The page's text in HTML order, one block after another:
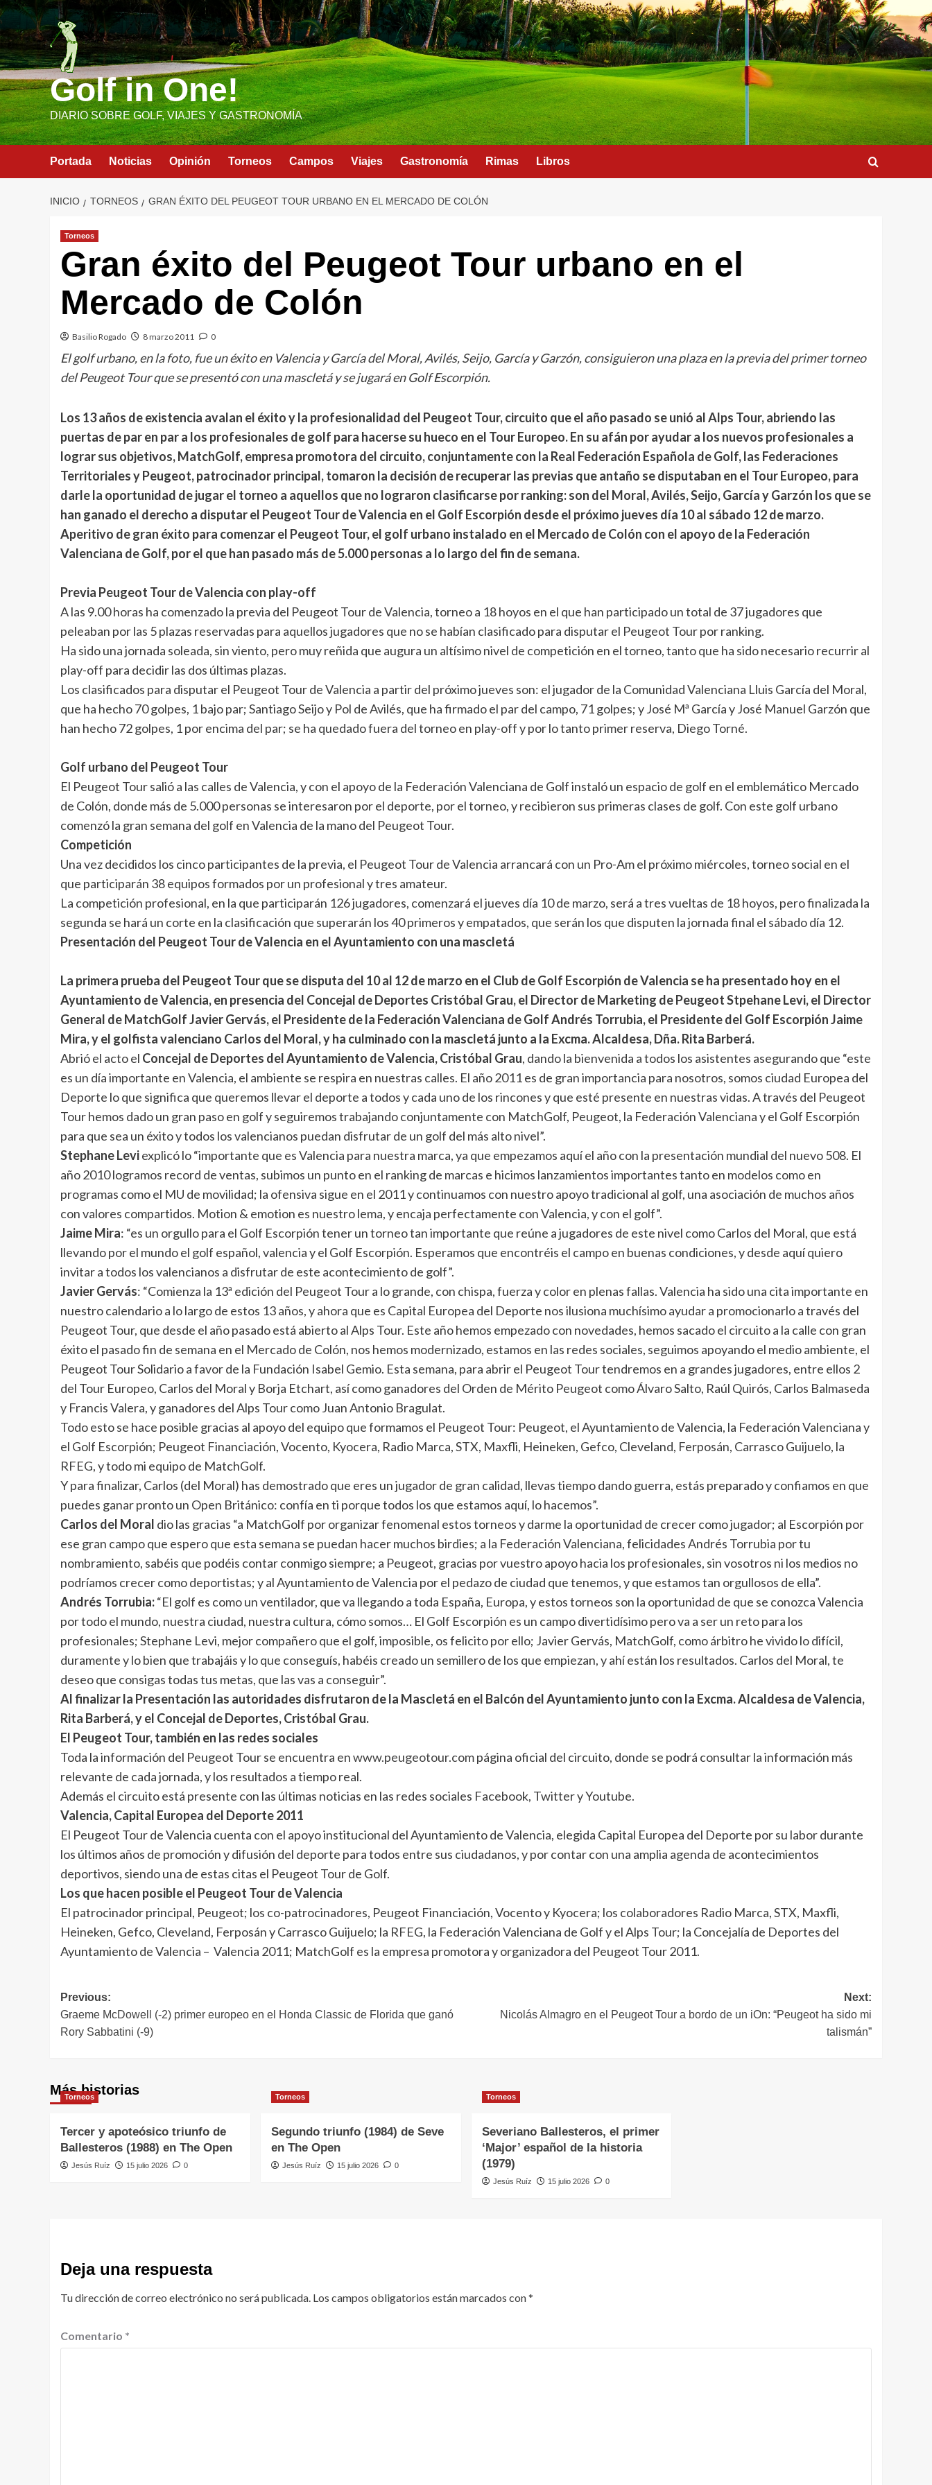
Saltar
al
contenido
Golf in One!
DIARIO SOBRE GOLF, VIAJES Y GASTRONOMÍA
Portada Noticias Opinión Torneos Campos Viajes Gastronomía Rimas Libros
INICIO TORNEOS GRAN ÉXITO DEL PEUGEOT TOUR URBANO EN EL MERCADO DE COLÓN
Torneos
Gran éxito del Peugeot Tour urbano en el
Mercado de Colón
Basilio Rogado 8 marzo 2011 0
El golf urbano, en la foto, fue un éxito en Valencia y García del Moral, Avilés, Seijo, García y Garzón, consiguieron una plaza en la previa del primer torneo
del Peugeot Tour que se presentó con una mascletá y se jugará en Golf Escorpión.
Los 13 años de existencia avalan el éxito y la profesionalidad del Peugeot Tour, circuito que el año pasado se unió al Alps Tour, abriendo las
puertas de par en par a los profesionales de golf para hacerse su hueco en el Tour Europeo. En su afán por ayudar a los nuevos profesionales a
lograr sus objetivos, MatchGolf, empresa promotora del circuito, conjuntamente con la Real Federación Española de Golf, las Federaciones
Territoriales y Peugeot, patrocinador principal, tomaron la decisión de recuperar las previas que antaño se disputaban en el Tour Europeo, para
darle la oportunidad de jugar el torneo a aquellos que no lograron clasificarse por ranking: son del Moral, Avilés, Seijo, García y Garzón los que se
han ganado el derecho a disputar el Peugeot Tour de Valencia en el Golf Escorpión desde el próximo jueves día 10 al sábado 12 de marzo.
Aperitivo de gran éxito para comenzar el Peugeot Tour, el golf urbano instalado en el Mercado de Colón con el apoyo de la Federación
Valenciana de Golf, por el que han pasado más de 5.000 personas a lo largo del fin de semana.
Previa Peugeot Tour de Valencia con play-off
A las 9.00 horas ha comenzado la previa del Peugeot Tour de Valencia, torneo a 18 hoyos en el que han participado un total de 37 jugadores que
peleaban por las 5 plazas reservadas para aquellos jugadores que no se habían clasificado para disputar el Peugeot Tour por ranking.
Ha sido una jornada soleada, sin viento, pero muy reñida que augura un altísimo nivel de competición en el torneo, tanto que ha sido necesario recurrir al
play-off para decidir las dos últimas plazas.
Los clasificados para disputar el Peugeot Tour de Valencia a partir del próximo jueves son: el jugador de la Comunidad Valenciana Lluis García del Moral,
que ha hecho 70 golpes, 1 bajo par; Santiago Seijo y Pol de Avilés, que ha firmado el par del campo, 71 golpes; y José Mª García y José Manuel Garzón que
han hecho 72 golpes, 1 por encima del par; se ha quedado fuera del torneo en play-off y por lo tanto primer reserva, Diego Torné.
Golf urbano del Peugeot Tour
El Peugeot Tour salió a las calles de Valencia, y con el apoyo de la Federación Valenciana de Golf instaló un espacio de golf en el emblemático Mercado
de Colón, donde más de 5.000 personas se interesaron por el deporte, por el torneo, y recibieron sus primeras clases de golf. Con este golf urbano
comenzó la gran semana del golf en Valencia de la mano del Peugeot Tour.
Competición
Una vez decididos los cinco participantes de la previa, el Peugeot Tour de Valencia arrancará con un Pro-Am el próximo miércoles, torneo social en el
que participarán 38 equipos formados por un profesional y tres amateur.
La competición profesional, en la que participarán 126 jugadores, comenzará el jueves día 10 de marzo, será a tres vueltas de 18 hoyos, pero finalizada la
segunda se hará un corte en la clasificación que superarán los 40 primeros y empatados, que serán los que disputen la jornada final el sábado día 12.
Presentación del Peugeot Tour de Valencia en el Ayuntamiento con una mascletá
La primera prueba del Peugeot Tour que se disputa del 10 al 12 de marzo en el Club de Golf Escorpión de Valencia se ha presentado hoy en el
Ayuntamiento de Valencia, en presencia del Concejal de Deportes Cristóbal Grau, el Director de Marketing de Peugeot Stpehane Levi, el Director
General de MatchGolf Javier Gervás, el Presidente de la Federación Valenciana de Golf Andrés Torrubia, el Presidente del Golf Escorpión Jaime
Mira, y el golfista valenciano Carlos del Moral, y ha culminado con la mascletá junto a la Excma. Alcaldesa, Dña. Rita Barberá.
Abrió el acto el Concejal de Deportes del Ayuntamiento de Valencia, Cristóbal Grau, dando la bienvenida a todos los asistentes asegurando que “este
es un día importante en Valencia, el ambiente se respira en nuestras calles. El año 2011 es de gran importancia para nosotros, somos ciudad Europea del
Deporte lo que significa que queremos llevar el deporte a todos y cada uno de los rincones y que esté presente en nuestras vidas. A través del Peugeot
Tour hemos dado un gran paso en golf y seguiremos trabajando conjuntamente con MatchGolf, Peugeot, la Federación Valenciana y el Golf Escorpión
para que sea un éxito y todos los valencianos puedan disfrutar de un golf del más alto nivel”.
Stephane Leviexplicó lo “importante que es Valencia para nuestra marca, ya que empezamos aquí el año con la presentación mundial del nuevo 508. El
año 2010 logramos record de ventas, subimos un punto en el ranking de marcas e hicimos lanzamientos importantes tanto en modelos como en
programas como el MU de movilidad; la ofensiva sigue en el 2011 y continuamos con nuestro apoyo tradicional al golf, una asociación de muchos años
con valores compartidos. Motion & emotion es nuestro lema, y encaja perfectamente con Valencia, y con el golf”.
Jaime Mira: “es un orgullo para el Golf Escorpión tener un torneo tan importante que reúne a jugadores de este nivel como Carlos del Moral, que está
llevando por el mundo el golf español, valencia y el Golf Escorpión. Esperamos que encontréis el campo en buenas condiciones, y desde aquí quiero
invitar a todos los valencianos a disfrutar de este acontecimiento de golf”.
Javier Gervás: “Comienza la 13ª edición del Peugeot Tour a lo grande, con chispa, fuerza y color en plenas fallas. Valencia ha sido una cita importante en
nuestro calendario a lo largo de estos 13 años, y ahora que es Capital Europea del Deporte nos ilusiona muchísimo ayudar a promocionarlo a través del
Peugeot Tour, que desde el año pasado está abierto al Alps Tour. Este año hemos empezado con novedades, hemos sacado el circuito a la calle con gran
éxito el pasado fin de semana en el Mercado de Colón, nos hemos modernizado, estamos en las redes sociales, seguimos apoyando el medio ambiente, el
Peugeot Tour Solidario a favor de la Fundación Isabel Gemio. Esta semana, para abrir el Peugeot Tour tendremos en a grandes jugadores, entre ellos 2
del Tour Europeo, Carlos del Moral y Borja Etchart, así como ganadores del Orden de Mérito Peugeot como Álvaro Salto, Raúl Quirós, Carlos Balmaseda
y Francis Valera, y ganadores del Alps Tour como Juan Antonio Bragulat.
Todo esto se hace posible gracias al apoyo del equipo que formamos el Peugeot Tour: Peugeot, el Ayuntamiento de Valencia, la Federación Valenciana y
el Golf Escorpión; Peugeot Financiación, Vocento, Kyocera, Radio Marca, STX, Maxfli, Heineken, Gefco, Cleveland, Ferposán, Carrasco Guijuelo, la
RFEG, y todo mi equipo de MatchGolf.
Y para finalizar, Carlos (del Moral) has demostrado que eres un jugador de gran calidad, llevas tiempo dando guerra, estás preparado y confiamos en que
puedes ganar pronto un Open Británico: confía en ti porque todos los que estamos aquí, lo hacemos”.
Carlos del Moral dio las gracias “a MatchGolf por organizar fenomenal estos torneos y darme la oportunidad de crecer como jugador; al Escorpión por
ese gran campo que espero que esta semana se puedan hacer muchos birdies; a la Federación Valenciana, felicidades Andrés Torrubia por tu
nombramiento, sabéis que podéis contar conmigo siempre; a Peugeot, gracias por vuestro apoyo hacia los profesionales, sin vosotros ni los medios no
podríamos crecer como deportistas; y al Ayuntamiento de Valencia por el pedazo de ciudad que tenemos, y que estamos tan orgullosos de ella”.
Andrés Torrubia:“El golf es como un ventilador, que va llegando a toda España, Europa, y estos torneos son la oportunidad de que se conozca Valencia
por todo el mundo, nuestra ciudad, nuestra cultura, cómo somos… El Golf Escorpión es un campo divertidísimo pero va a ser un reto para los
profesionales; Stephane Levi, mejor compañero que el golf, imposible, os felicito por ello; Javier Gervás, MatchGolf, como árbitro he vivido lo difícil,
duramente y lo bien que trabajáis y lo que conseguís, habéis creado un semillero de los que empiezan, y ahí están los resultados. Carlos del Moral, te
deseo que consigas todas tus metas, que las vas a conseguir”.
Al finalizar la Presentación las autoridades disfrutaron de la Mascletá en el Balcón del Ayuntamiento junto con la Excma. Alcaldesa de Valencia,
Rita Barberá, y el Concejal de Deportes, Cristóbal Grau.
El Peugeot Tour, también en las redes sociales
Toda la información del Peugeot Tour se encuentra enwww.peugeotour.compágina oficial del circuito, donde se podrá consultar la información más
relevante de cada jornada, y los resultados a tiempo real.
Además el circuito está presente con las últimas noticias en las redes sociales Facebook, Twitter y Youtube.
Valencia, Capital Europea del Deporte 2011
El Peugeot Tour de Valencia cuenta con el apoyo institucional del Ayuntamiento de Valencia, elegida Capital Europea del Deporte por su labor durante
los últimos años de promoción y difusión del deporte para todos entre sus ciudadanos, y por contar con una amplia agenda de acontecimientos
deportivos, siendo una de estas citas el Peugeot Tour de Golf.
Los que hacen posible el Peugeot Tour de Valencia
El patrocinador principal, Peugeot; los co-patrocinadores, Peugeot Financiación, Vocento y Kyocera; los colaboradores Radio Marca, STX, Maxfli,
Heineken, Gefco, Cleveland, Ferposán y Carrasco Guijuelo; la RFEG, la Federación Valenciana de Golf y el Alps Tour; la Concejalía de Deportes del
Ayuntamiento de Valencia – Valencia 2011; MatchGolf es la empresa promotora y organizadora del Peugeot Tour 2011.
Navegación
de
entradas
Previous:
Graeme McDowell (-2) primer europeo en el Honda Classic de Florida que ganó
Rory Sabbatini (-9)
Next:
Nicolás Almagro en el Peugeot Tour a bordo de un iOn: “Peugeot ha sido mi
talismán”
Más historias
Torneos
Tercer y apoteósico triunfo de
Ballesteros (1988) en The Open
Jesús Ruíz 15 julio 2026 0
Torneos
Segundo triunfo (1984) de Seve
en The Open
Jesús Ruíz 15 julio 2026 0
Torneos
Severiano Ballesteros, el primer
‘Major’ español de la historia
(1979)
Jesús Ruíz 15 julio 2026 0
Deja una respuesta
Tu dirección de correo electrónico no será publicada. Los campos obligatorios están marcados con*
Comentario *